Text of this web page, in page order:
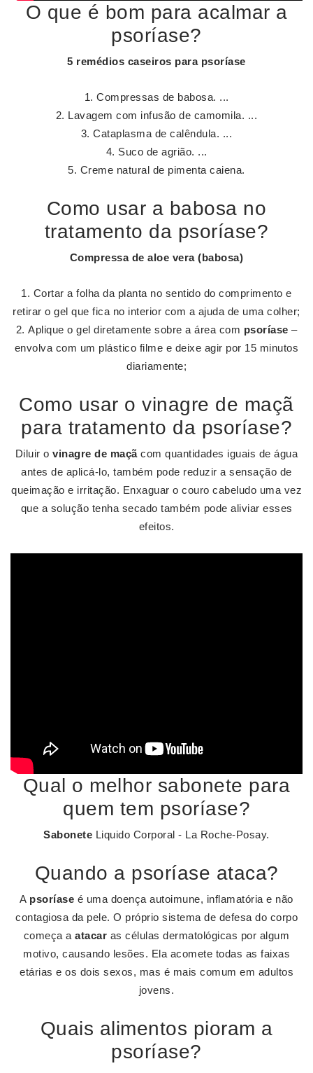
O que é bom para acalmar a
psoríase?
5 remédios caseiros para psoríase
Compressas de babosa. ...
Lavagem com infusão de camomila. ...
Cataplasma de calêndula. ...
Suco de agrião. ...
Creme natural de pimenta caiena.
Como usar a babosa no
tratamento da psoríase?
Compressa de aloe vera (babosa)
Cortar a folha da planta no sentido do comprimento e
retirar o gel que fica no interior com a ajuda de uma colher;
Aplique o gel diretamente sobre a área com psoríase –
envolva com um plástico filme e deixe agir por 15 minutos
diariamente;
Como usar o vinagre de maçã
para tratamento da psoríase?
Diluir ovinagre de maçãcom quantidades iguais de água
antes de aplicá-lo, também pode reduzir a sensação de
queimação e irritação. Enxaguar o couro cabeludo uma vez
que a solução tenha secado também pode aliviar esses
efeitos.
Qual o melhor sabonete para
quem tem psoríase?
Sabonete Liquido Corporal - La Roche-Posay.
Quando a psoríase ataca?
A psoríase é uma doença autoimune, inflamatória e não
contagiosa da pele. O próprio sistema de defesa do corpo
começa aatacar as células dermatológicas por algum
motivo, causando lesões. Ela acomete todas as faixas
etárias e os dois sexos, mas é mais comum em adultos
jovens.
Quais alimentos pioram a
psoríase?